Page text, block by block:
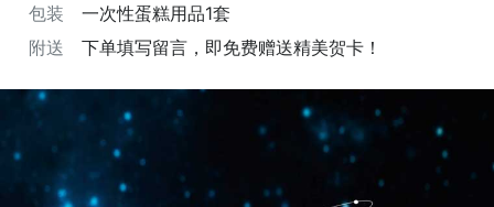
包装
一次性蛋糕用品1套
附送
下单填写留言，即免费赠送精美贺卡！